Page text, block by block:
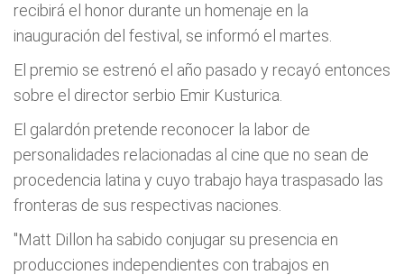
recibirá el honor durante un homenaje en la
inauguración del festival, se informó el martes.
El premio se estrenó el año pasado y recayó entonces
sobre el director serbio Emir Kusturica.
El galardón pretende reconocer la labor de
personalidades relacionadas al cine que no sean de
procedencia latina y cuyo trabajo haya traspasado las
fronteras de sus respectivas naciones.
"Matt Dillon ha sabido conjugar su presencia en
producciones independientes con trabajos en